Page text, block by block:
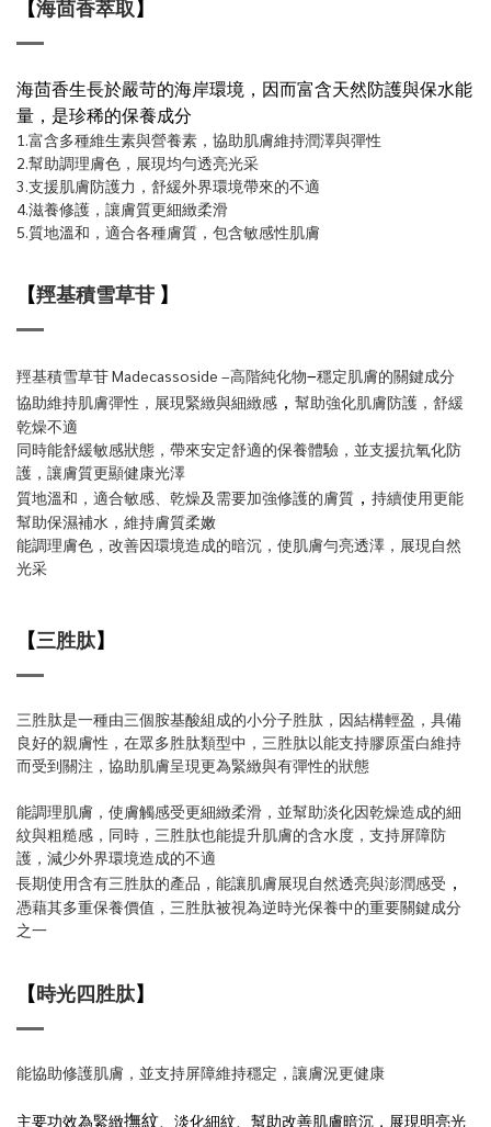
【海茴香萃取】
海茴香生長於嚴苛的海岸環境，因而富含天然防護與保水能
量，是珍稀的保養成分
1.富含多種維生素與營養素，協助肌膚維持潤澤與彈性
2.幫助調理膚色，展現均勻透亮光采
3.支援肌膚防護力，舒緩外界環境帶來的不適
4.滋養修護，讓膚質更細緻柔滑
5.質地溫和，適合各種膚質，包含敏感性肌膚
【羥基積雪草苷 】
羥基積雪草苷 Madecassoside –高階純化物–穩定肌膚的關鍵成分
協助維持肌膚彈性，展現緊緻與細緻感 ， 幫助強化肌膚防護，舒緩
乾燥不適
同時能舒緩敏感狀態，帶來安定舒適的保養體驗，並支援抗氧化防
護，讓膚質更顯健康光澤
質地溫和，適合敏感、乾燥及需要加強修護的膚質 ， 持續使用更能
幫助保濕補水，維持膚質柔嫩
能調理膚色，改善因環境造成的暗沉，使肌膚勻亮透澤，展現自然
光采
【三胜肽】
三胜肽是一種由三個胺基酸組成的小分子胜肽，因結構輕盈，具備
良好的親膚性，在眾多胜肽類型中，三胜肽以能支持膠原蛋白維持
而受到關注，協助肌膚呈現更為緊緻與有彈性的狀態
能調理肌膚，使膚觸感受更細緻柔滑，並幫助淡化因乾燥造成的細
紋與粗糙感，同時，三胜肽也能提升肌膚的含水度，支持屏障防
護，減少外界環境造成的不適
長期使用含有三胜肽的產品，能讓肌膚展現自然透亮與澎潤感受 ，
憑藉其多重保養價值，三胜肽被視為逆時光保養中的重要關鍵成分
之一
【時光四胜肽】
能協助修護肌膚，並支持屏障維持穩定，讓膚況更健康
主要功效為緊緻撫紋 、淡化細紋、幫助改善肌膚暗沉，展現明亮光